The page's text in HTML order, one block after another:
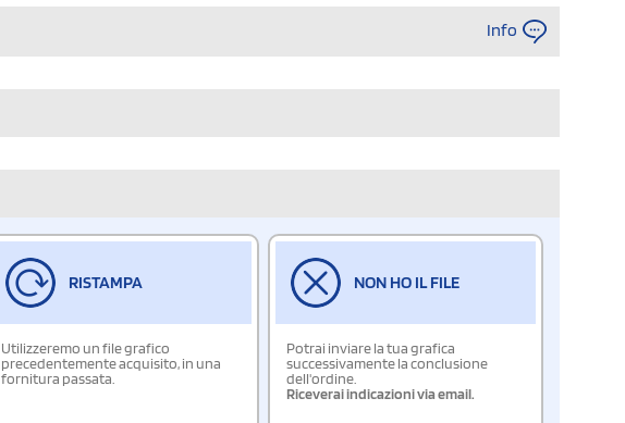
Info
RISTAMPA
Utilizzeremo un file grafico
precedentemente acquisito, in una
fornitura passata.
NON HO IL FILE
Potrai inviare la tua grafica
successivamente la conclusione
dell'ordine.
Riceverai indicazioni via email.